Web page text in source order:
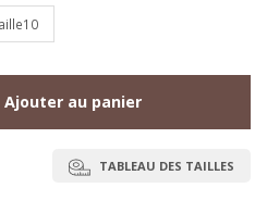
Ajouter au panier
TABLEAU DES TAILLES